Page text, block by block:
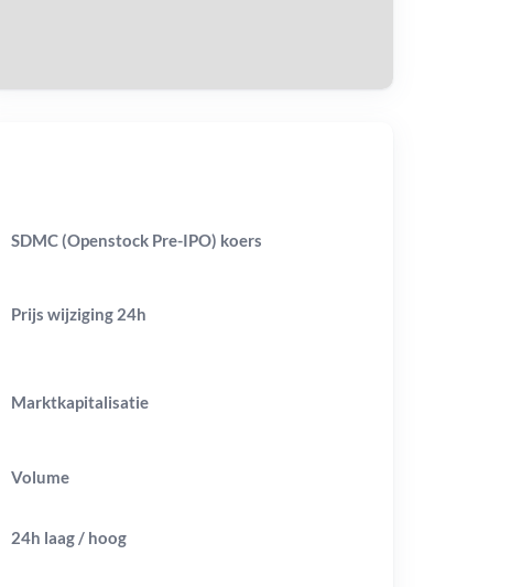
SDMC (Openstock Pre-IPO) koers
Prijs wijziging 24h
Marktkapitalisatie
Volume
24h laag / hoog